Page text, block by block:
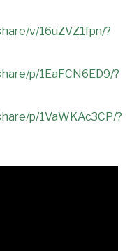
v/16uZVZ1fpn/?
p/1EaFCN6ED9/?
p/1VaWKAc3CP/?